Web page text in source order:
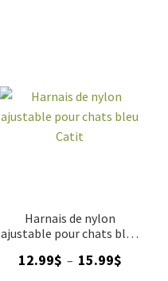
Harnais de nylon
ajustable pour chats bleu
12.99$ – 15.99$Plage